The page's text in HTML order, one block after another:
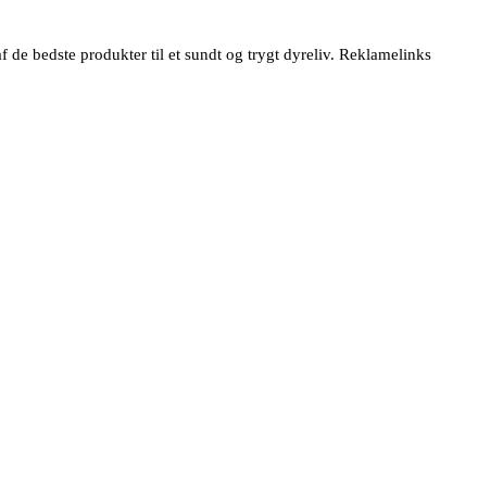
bedste produkter til et sundt og trygt dyreliv. Reklamelinks